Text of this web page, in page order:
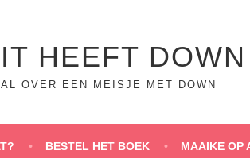
HEEFT DOWN
OVER EEN MEISJE MET DOWN
BESTEL HET BOEK MAAIKE OP